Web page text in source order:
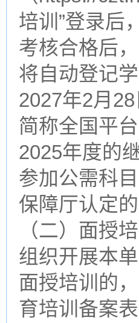
培训”登录后
考核合格后
将自动登记
2027年2月
简称全国平
2025年度的
参加公需科
保障厅认定
（二）面授
组织开展本
面授培训的
育培训备案